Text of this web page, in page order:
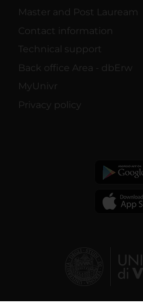
Master and Post Lauream
Contact information
Technical support
Back office Area - dbErw
MyUnivr
Privacy policy